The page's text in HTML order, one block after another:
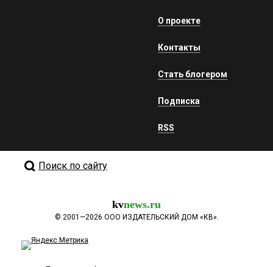
О проекте
Контакты
Стать блогером
Подписка
RSS
Поиск по сайту
kvnews.ru
© 2001—2026 ООО ИЗДАТЕЛЬСКИЙ ДОМ «КВ».